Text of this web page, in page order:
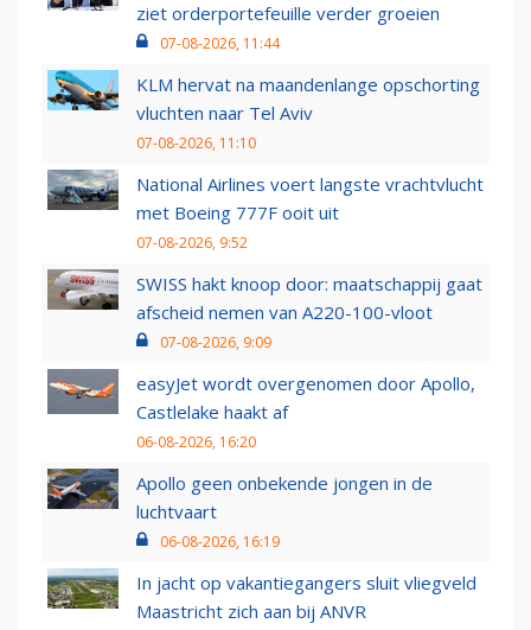
ziet orderportefeuille verder groeien
07-08-2026, 11:44
KLM hervat na maandenlange opschorting
vluchten naar Tel Aviv
07-08-2026, 11:10
National Airlines voert langste vrachtvlucht
met Boeing 777F ooit uit
07-08-2026, 9:52
SWISS hakt knoop door: maatschappij gaat
afscheid nemen van A220-100-vloot
07-08-2026, 9:09
easyJet wordt overgenomen door Apollo,
Castlelake haakt af
06-08-2026, 16:20
Apollo geen onbekende jongen in de
luchtvaart
06-08-2026, 16:19
In jacht op vakantiegangers sluit vliegveld
Maastricht zich aan bij ANVR